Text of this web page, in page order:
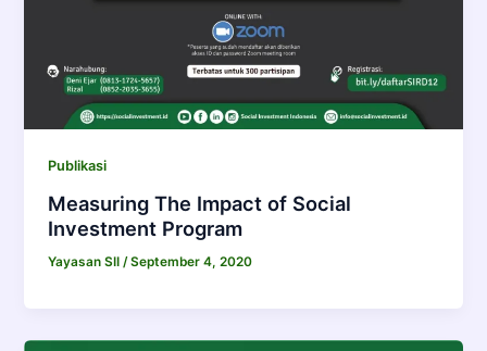
Publikasi
Measuring The Impact of Social
Investment Program
Yayasan SII/September 4, 2020